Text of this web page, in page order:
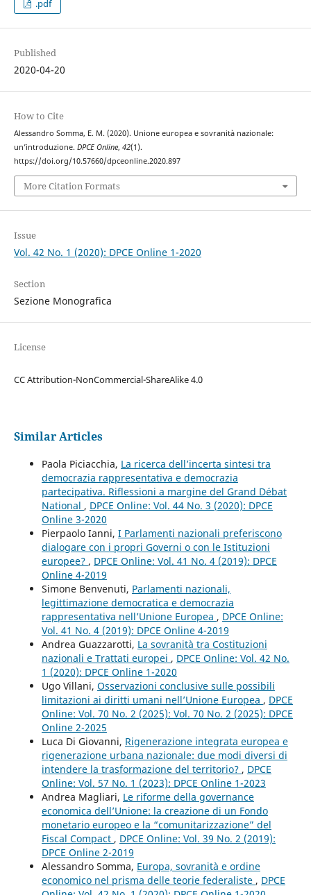
.pdf
Published
2020-04-20
How to Cite
Alessandro Somma, E. M. (2020). Unione europea e sovranità nazionale:
un’introduzione. DPCE Online, 42(1).
https://doi.org/10.57660/dpceonline.2020.897
More Citation Formats
Issue
Vol. 42 No. 1 (2020): DPCE Online 1-2020
Section
Sezione Monografica
License
CC Attribution-NonCommercial-ShareAlike 4.0
Similar Articles
Paola Piciacchia, La ricerca dell’incerta sintesi tra
democrazia rappresentativa e democrazia
partecipativa. Riflessioni a margine del Grand Débat
National , DPCE Online: Vol. 44 No. 3 (2020): DPCE
Online 3-2020
Pierpaolo Ianni, I Parlamenti nazionali preferiscono
dialogare con i propri Governi o con le Istituzioni
europee? , DPCE Online: Vol. 41 No. 4 (2019): DPCE
Online 4-2019
Simone Benvenuti, Parlamenti nazionali,
legittimazione democratica e democrazia
rappresentativa nell’Unione Europea , DPCE Online:
Vol. 41 No. 4 (2019): DPCE Online 4-2019
Andrea Guazzarotti, La sovranità tra Costituzioni
nazionali e Trattati europei , DPCE Online: Vol. 42 No.
1 (2020): DPCE Online 1-2020
Ugo Villani, Osservazioni conclusive sulle possibili
limitazioni ai diritti umani nell’Unione Europea , DPCE
Online: Vol. 70 No. 2 (2025): Vol. 70 No. 2 (2025): DPCE
Online 2-2025
Luca Di Giovanni, Rigenerazione integrata europea e
rigenerazione urbana nazionale: due modi diversi di
intendere la trasformazione del territorio? , DPCE
Online: Vol. 57 No. 1 (2023): DPCE Online 1-2023
Andrea Magliari, Le riforme della governance
economica dell’Unione: la creazione di un Fondo
monetario europeo e la “comunitarizzazione” del
Fiscal Compact , DPCE Online: Vol. 39 No. 2 (2019):
DPCE Online 2-2019
Alessandro Somma, Europa, sovranità e ordine
economico nel prisma delle teorie federaliste , DPCE